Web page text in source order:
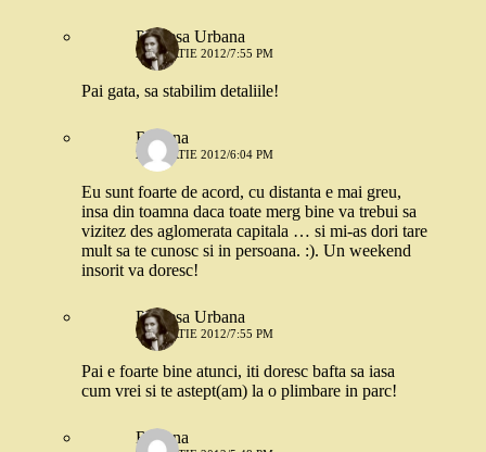
Printesa Urbana
23 MARTIE 2012/7:55 PM
Pai gata, sa stabilim detaliile!
Roxana
23 MARTIE 2012/6:04 PM
Eu sunt foarte de acord, cu distanta e mai greu,
insa din toamna daca toate merg bine va trebui sa
vizitez des aglomerata capitala … si mi-as dori tare
mult sa te cunosc si in persoana. :). Un weekend
insorit va doresc!
Printesa Urbana
23 MARTIE 2012/7:55 PM
Pai e foarte bine atunci, iti doresc bafta sa iasa
cum vrei si te astept(am) la o plimbare in parc!
Roxana